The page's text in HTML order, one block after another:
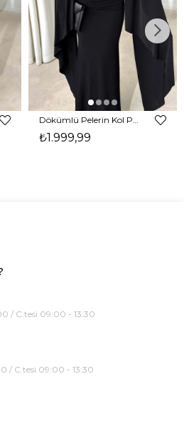
₺1.999,99
/ C.tesi 09:00 - 13:30
/ C.tesi 09:00 - 13:30